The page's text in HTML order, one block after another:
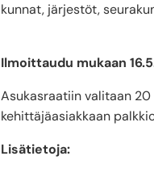
kunnat, järjestöt,
Ilmoittaudu mukaan
Asukasraatiin valitaan
kehittäjäasiakkaan
Lisätietoja: